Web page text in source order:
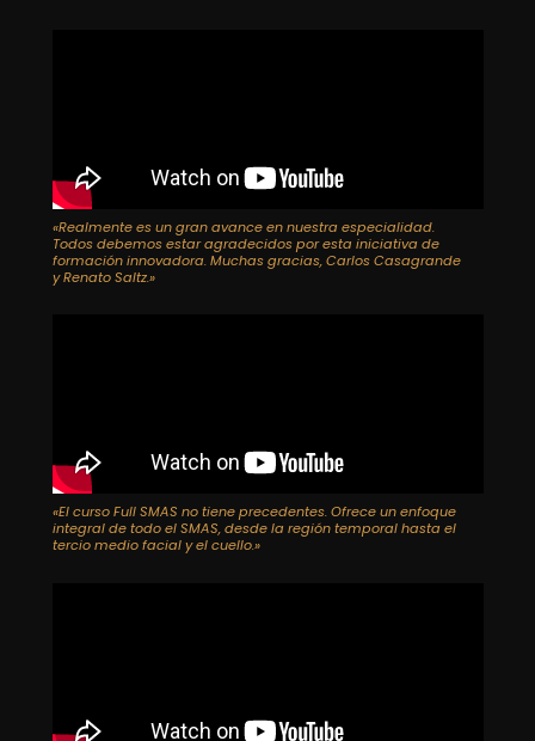
«Realmente es un gran avance en nuestra especialidad.
Todos debemos estar agradecidos por esta iniciativa de
formación innovadora. Muchas gracias, Carlos Casagrande
y Renato Saltz.»
«El curso Full SMAS no tiene precedentes. Ofrece un enfoque
integral de todo el SMAS, desde la región temporal hasta el
tercio medio facial y el cuello.»